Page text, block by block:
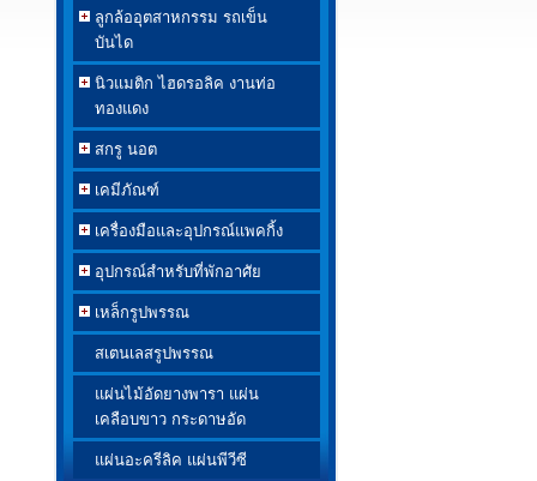
ลูกล้ออุตสาหกรรม รถเข็น
บันได
นิวแมติก ไฮดรอลิค งานท่อ
ทองแดง
สกรู นอต
เคมีภัณฑ์
เครื่องมือและอุปกรณ์แพคกิ้ง
อุปกรณ์สำหรับที่พักอาศัย
เหล็กรูปพรรณ
สเตนเลสรูปพรรณ
แผ่นไม้อัดยางพารา แผ่น
เคลือบขาว กระดาษอัด
แผ่นอะครีลิค แผ่นพีวีซี